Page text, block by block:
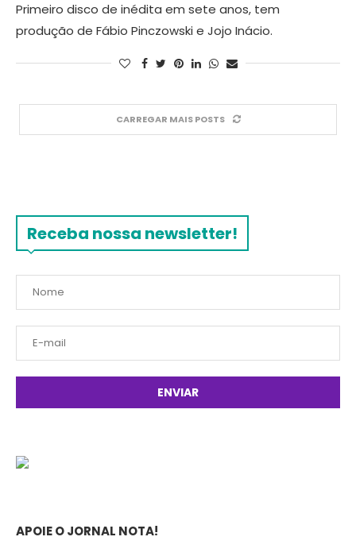
Primeiro disco de inédita em sete anos, tem
produção de Fábio Pinczowski e Jojo Inácio.
CARREGAR MAIS POSTS
Receba nossa newsletter!
APOIE O JORNAL NOTA!